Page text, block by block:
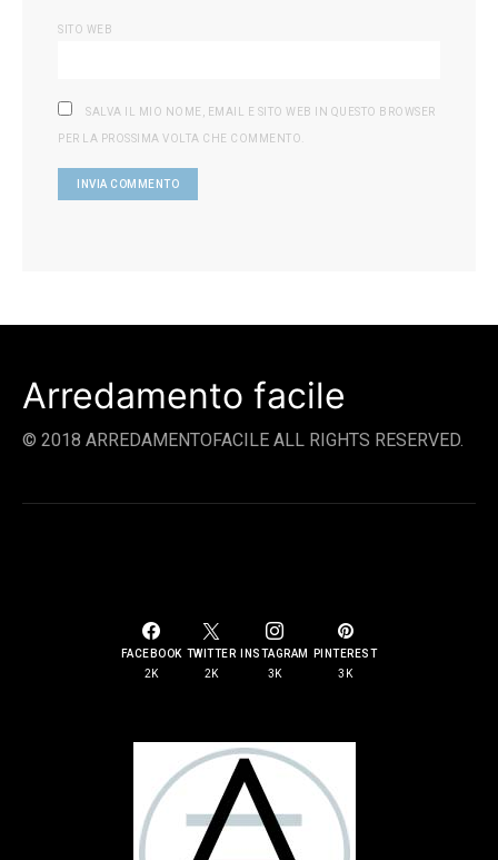
SITO WEB
SALVA IL MIO NOME, EMAIL E SITO WEB IN QUESTO BROWSER
PER LA PROSSIMA VOLTA CHE COMMENTO.
Arredamento facile
© 2018 ARREDAMENTOFACILE ALL RIGHTS RESERVED.
FACEBOOK
2K
TWITTER
2K
INSTAGRAM
3K
PINTEREST
3K